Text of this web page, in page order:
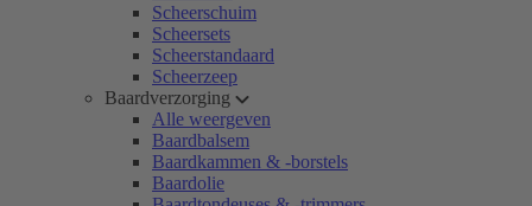
Scheerschuim
Scheersets
Scheerstandaard
Scheerzeep
Baardverzorging
Alle weergeven
Baardbalsem
Baardkammen & -borstels
Baardolie